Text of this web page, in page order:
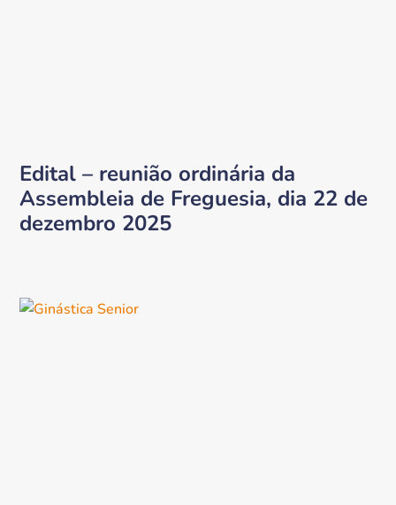
Edital – reunião ordinária da
Assembleia de Freguesia, dia 22 de
dezembro 2025